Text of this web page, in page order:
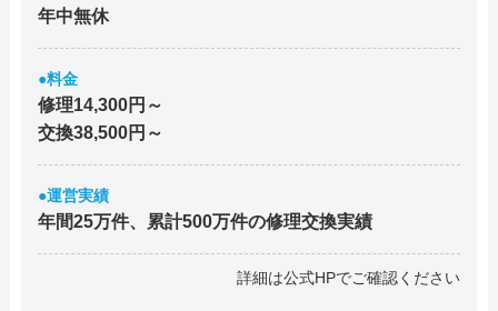
年中無休
●料金
修理14,300円～
交換38,500円～
●運営実績
年間25万件、累計500万件の修理交換実績
詳細は公式HPでご確認ください